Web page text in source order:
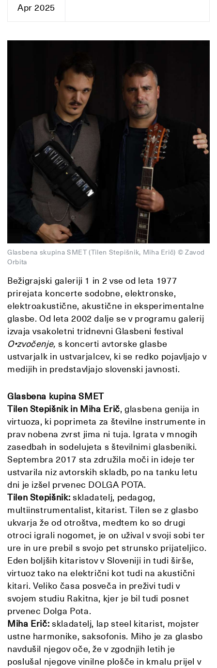
Apr 2025
Glasbena skupina SMET (Tilen Stepišnik, Miha Erič) © Zavod
Orbita
Bežigrajski galeriji 1 in 2 vse od leta 1977
prirejata koncerte sodobne, elektronske,
elektroakustične, akustične in eksperimentalne
glasbe. Od leta 2002 dalje se v programu galerij
izvaja vsakoletni tridnevni Glasbeni festival
O•zvočenje, s koncerti avtorske glasbe
ustvarjalk in ustvarjalcev, ki se redko pojavljajo v
medijih in predstavljajo slovenski javnosti.
Glasbena kupina SMET
Tilen Stepišnik in Miha Erič, glasbena genija in
virtuoza, ki poprimeta za številne instrumente in
prav nobena zvrst jima ni tuja. Igrata v mnogih
zasedbah in sodelujeta s številnimi glasbeniki.
Septembra 2017 sta združila moči in ideje ter
ustvarila niz avtorskih skladb, po na tanku letu
dni je izšel prvenec DOLGA POTA.
Tilen Stepišnik: skladatelj, pedagog,
multiinstrumentalist, kitarist. Tilen se z glasbo
ukvarja že od otroštva, medtem ko so drugi
otroci igrali nogomet, je on užival v svoji sobi ter
ure in ure prebil s svojo pet strunsko prijateljico.
Eden boljših kitaristov v Sloveniji in tudi širše,
virtuoz tako na električni kot tudi na akustični
kitari. Veliko časa posveča in preživi tudi v
svojem studiu Rakitna, kjer je bil tudi posnet
prvenec Dolga Pota.
Miha Erič: skladatelj, lap steel kitarist, mojster
ustne harmonike, saksofonis. Miho je za glasbo
navdušil njegov oče, že v zgodnjih letih je
poslušal njegove vinilne plošče in kmalu prijel v